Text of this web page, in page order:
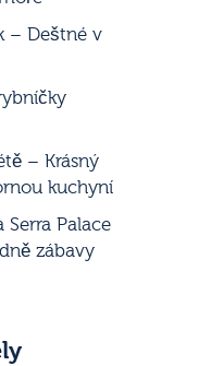
– Deštné v
– Krásný
kuchyní
Palace
zábavy